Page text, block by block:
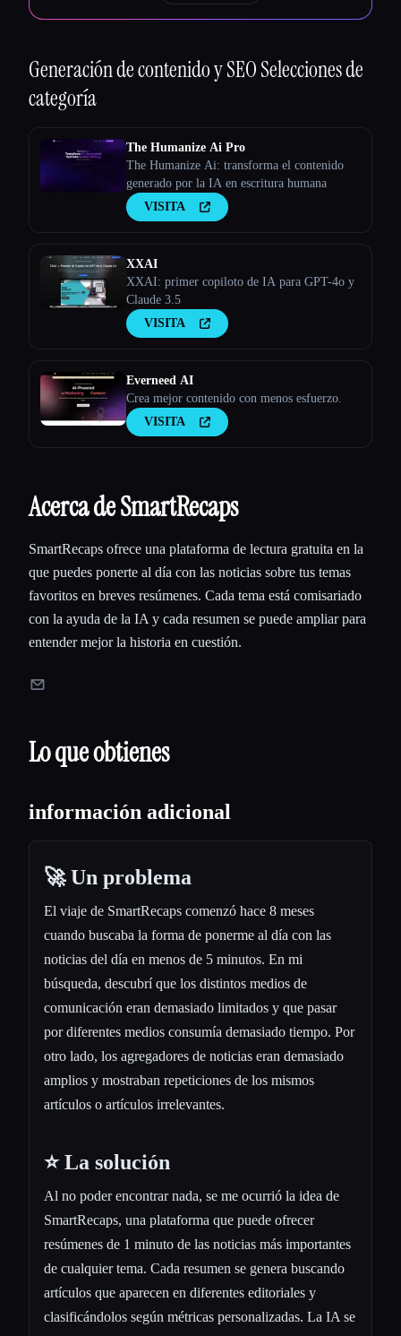
Generación de contenido y SEOSelecciones de
categoría
The Humanize Ai Pro
The Humanize Ai: transforma el contenido
generado por la IA en escritura humana
VISITA
XXAI
XXAI: primer copiloto de IA para GPT-4o y
Claude 3.5
VISITA
Everneed AI
Crea mejor contenido con menos esfuerzo.
VISITA
Acerca de SmartRecaps
SmartRecaps ofrece una plataforma de lectura gratuita en la
que puedes ponerte al día con las noticias sobre tus temas
favoritos en breves resúmenes. Cada tema está comisariado
con la ayuda de la IA y cada resumen se puede ampliar para
entender mejor la historia en cuestión.
Lo que obtienes
información adicional
🚀 Un problema
El viaje de SmartRecaps comenzó hace 8 meses
cuando buscaba la forma de ponerme al día con las
noticias del día en menos de 5 minutos. En mi
búsqueda, descubrí que los distintos medios de
comunicación eran demasiado limitados y que pasar
por diferentes medios consumía demasiado tiempo. Por
otro lado, los agregadores de noticias eran demasiado
amplios y mostraban repeticiones de los mismos
artículos o artículos irrelevantes.
⭐️ La solución
Al no poder encontrar nada, se me ocurrió la idea de
SmartRecaps, una plataforma que puede ofrecer
resúmenes de 1 minuto de las noticias más importantes
de cualquier tema. Cada resumen se genera buscando
artículos que aparecen en diferentes editoriales y
clasificándolos según métricas personalizadas. La IA se